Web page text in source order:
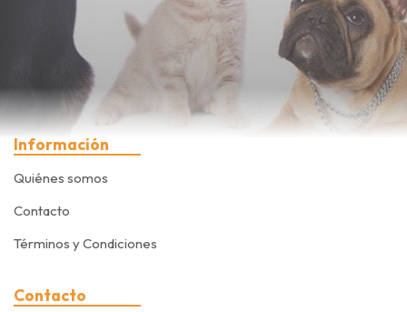
Información
Quiénes somos
Contacto
Términos y Condiciones
Contacto